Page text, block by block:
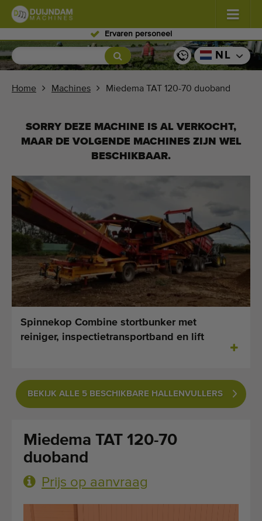
Ervaren personeel
Bloemen en planten (587)
Fruitteelt (336)
Verkoop uw machine!
Zoek per soort
Laatst bekeken machines
Laatst toegevoegde machines
E-mail Alerts
Machines
Over ons
Veelgestelde vragen
Werken bij
NL
Home Machines Miedema TAT 120-70 duoband
SORRY DEZE MACHINE IS AL VERKOCHT,
MAAR DE VOLGENDE MACHINES ZIJN WEL
BESCHIKBAAR.
Spinnekop Combine stortbunker met
reiniger, inspectietransportband en lift
BEKIJK ALLE 5 BESCHIKBARE HALLENVULLERS
Miedema TAT 120-70
duoband
Prijs op aanvraag